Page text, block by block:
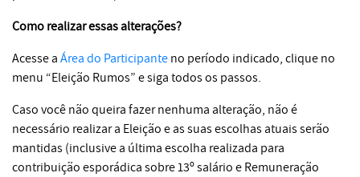
Como realizar essas alterações?
Acesse a Área do Participante no período indicado, clique no
menu “Eleição Rumos” e siga todos os passos.
Caso você não queira fazer nenhuma alteração, não é
necessário realizar a Eleição e as suas escolhas atuais serão
mantidas (inclusive a última escolha realizada para
contribuição esporádica sobre 13º salário e Remuneração